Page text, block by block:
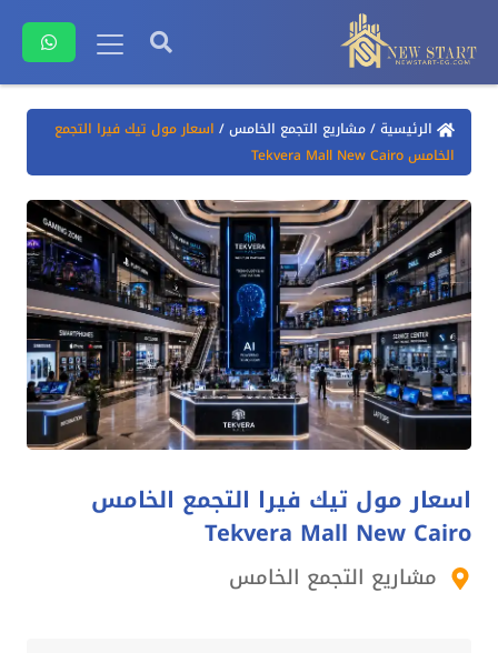
الرئيسية/مشاريع التجمع الخامس/ اسعار مول تيك فيرا التجمع
الخامس Tekvera Mall New Cairo
اسعار مول تيك فيرا التجمع الخامس
Tekvera Mall New Cairo
مشاريع التجمع الخامس